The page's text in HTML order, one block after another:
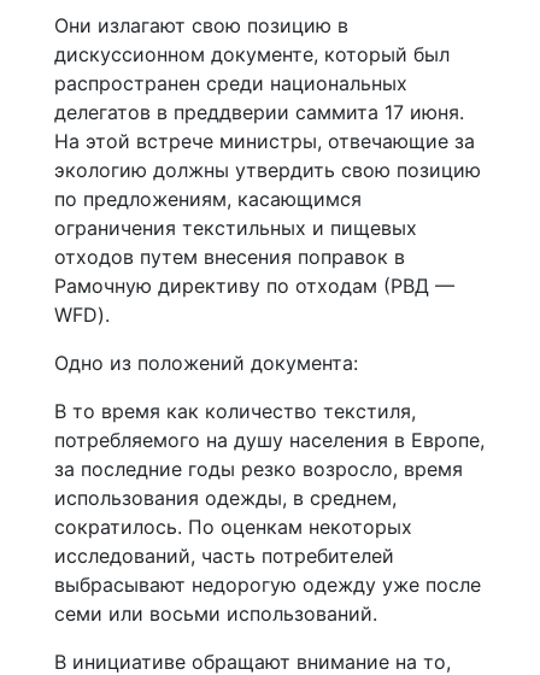
Они излагают свою позицию в
дискуссионном документе, который был
распространен среди национальных
делегатов в преддверии саммита 17 июня.
На этой встрече министры, отвечающие за
экологию должны утвердить свою позицию
по предложениям, касающимся
ограничения текстильных и пищевых
отходов путем внесения поправок в
Рамочную директиву по отходам (РВД —
WFD).
Одно из положений документа:
В то время как количество текстиля,
потребляемого на душу населения в Европе,
за последние годы резко возросло, время
использования одежды, в среднем,
сократилось. По оценкам некоторых
исследований, часть потребителей
выбрасывают недорогую одежду уже после
семи или восьми использований.
В инициативе обращают внимание на то,